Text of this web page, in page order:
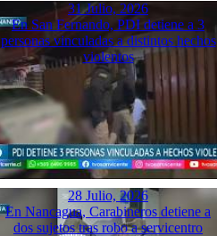
31 Julio, 2026
En San Fernando, PDI detiene a 3
personas vinculadas a distintos hechos
violentos
28 Julio, 2026
En Nancagua, Carabineros detiene a
dos sujetos tras robo a servicentro